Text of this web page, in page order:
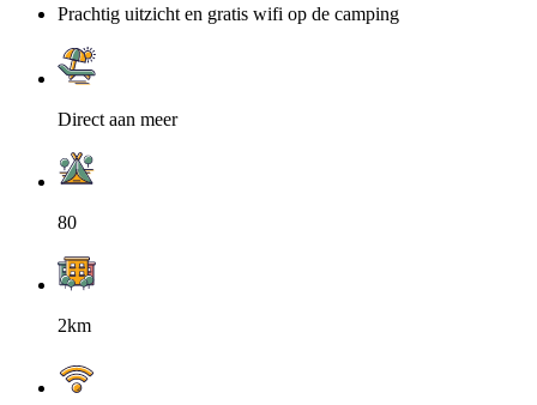
Prachtig uitzicht en gratis wifi op de camping
Direct aan meer
80
2km